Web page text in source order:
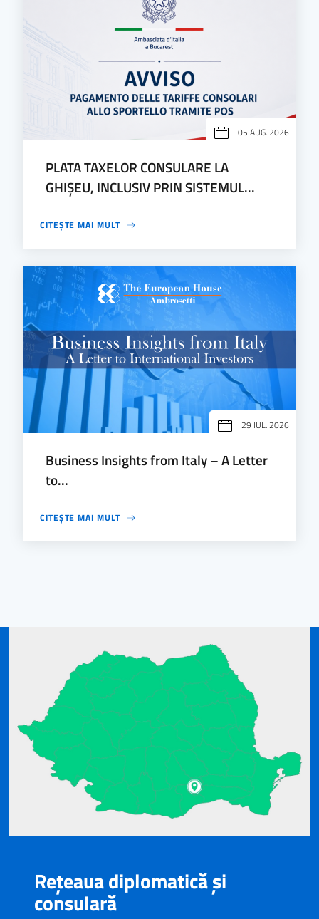
05 AUG. 2026
PLATA TAXELOR CONSULARE LA
GHIȘEU, INCLUSIV PRIN SISTEMUL...
CITEȘTE MAI MULT
29 IUL. 2026
Business Insights from Italy – A Letter
to...
CITEȘTE MAI MULT
Rețeaua diplomatică și
consulară